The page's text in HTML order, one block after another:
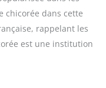
chicorée dans cette
rappelant les
est une institution